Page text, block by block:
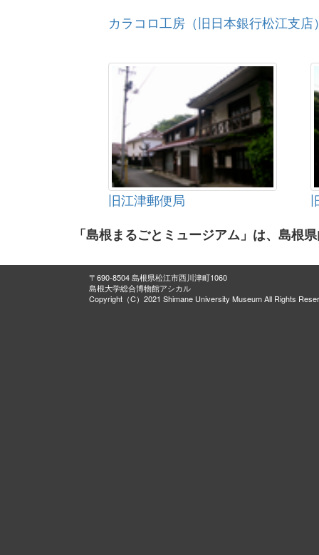
カラコロ工房（旧日本銀行松江支店
旧江津郵便局
「島根まるごとミュージアム」は、島根
〒690-8504 島根県松江市西川津町1060
島根大学総合博物館アシカル
Copyright（C）2021 Shimane University Museum All Rights